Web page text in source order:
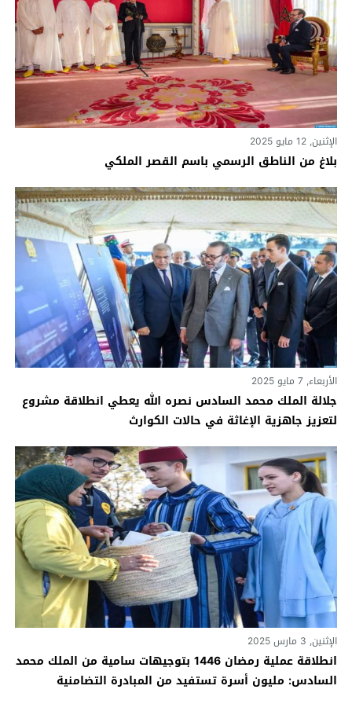
الإثنين, 12 مايو 2025
بلاغ من الناطق الرسمي باسم القصر الملكي
الأربعاء, 7 مايو 2025
جلالة الملك محمد السادس نصره الله يعطي انطلاقة مشروع
لتعزيز جاهزية الإغاثة في حالات الكوارث
الإثنين, 3 مارس 2025
انطلاقة عملية رمضان 1446 بتوجيهات سامية من الملك محمد
السادس: مليون أسرة تستفيد من المبادرة التضامنية